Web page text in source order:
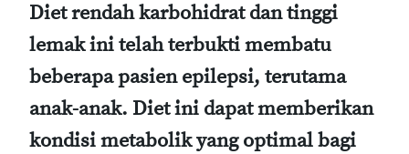
Diet rendah karbohidrat dan tinggi
lemak ini telah terbukti membatu
beberapa pasien epilepsi, terutama
anak-anak. Diet ini dapat memberikan
kondisi metabolik yang optimal bagi